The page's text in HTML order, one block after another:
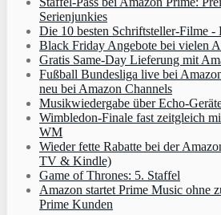
Serienjunkies
Die 10 besten Schriftsteller-Filme -
Black Friday Angebote bei vielen
Gratis Same-Day Lieferung mit
Fußball Bundesliga live bei
neu bei Amazon Channels
Musikwiedergabe über Echo-
Wimbledon-Finale fast zeitgleich
WM
Wieder fette Rabatte bei der
TV & Kindle)
Game of Thrones: 5. Staffel
Amazon startet Prime Music ohne
Prime Kunden